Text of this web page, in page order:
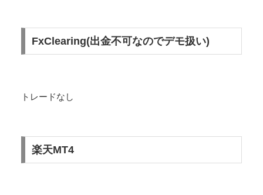
FxClearing(出金不可なのでデモ扱い)
トレードなし
楽天MT4